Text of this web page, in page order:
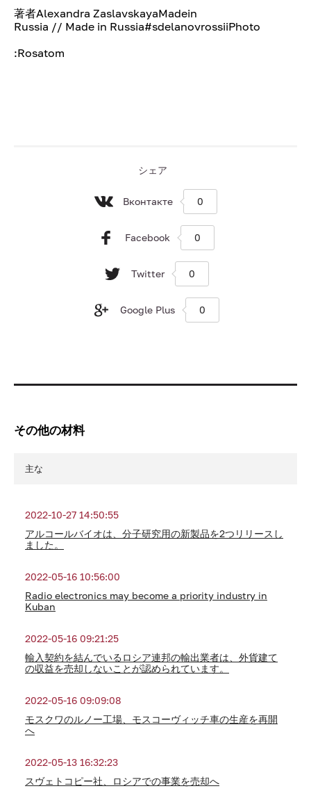
著者Alexandra ZaslavskayaMadein
Russia // Made in Russia#sdelanovrossiiPhoto
:Rosatom
シェア
Вконтакте 0
Facebook 0
Twitter 0
Google Plus 0
その他の材料
主な
2022-10-27 14:50:55
アルコールバイオは、分子研究用の新製品を2つリリースし
ました。
2022-05-16 10:56:00
Radio electronics may become a priority industry in
Kuban
2022-05-16 09:21:25
輸入契約を結んでいるロシア連邦の輸出業者は、外貨建て
の収益を売却しないことが認められています。
2022-05-16 09:09:08
モスクワのルノー工場、モスコーヴィッチ車の生産を再開
へ
2022-05-13 16:32:23
スヴェトコピー社、ロシアでの事業を売却へ